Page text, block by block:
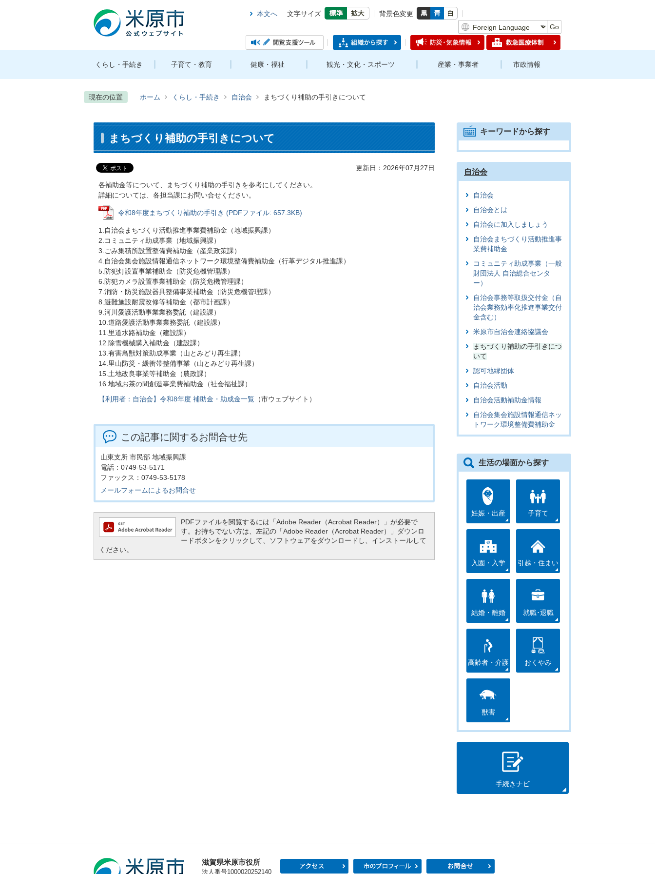
本文へ 文字サイズ
背景色変更
Go
くらし・手続き 子育て・教育 健康・福祉 観光・文化・スポーツ 産業・事業者 市政情報
現在の位置 ホーム くらし・手続き 自治会 まちづくり補助の手引きについて
まちづくり補助の手引きについて
更新日：2026年07月27日
各補助金等について、まちづくり補助の手引きを参考にしてください。
詳細については、各担当課にお問い合せください。
令和8年度まちづくり補助の手引き (PDFファイル: 657.3KB)
1.自治会まちづくり活動推進事業費補助金（地域振興課）
2.コミュニティ助成事業（地域振興課）
3.ごみ集積所設置整備費補助金（産業政策課）
4.自治会集会施設情報通信ネットワーク環境整備費補助金（行革デジタル推進課）
5.防犯灯設置事業補助金（防災危機管理課）
6.防犯カメラ設置事業補助金（防災危機管理課）
7.消防・防災施設器具整備事業補助金（防災危機管理課）
8.避難施設耐震改修等補助金（都市計画課）
9.河川愛護活動事業業務委託（建設課）
10.道路愛護活動事業業務委託（建設課）
11.里道水路補助金（建設課）
12.除雪機械購入補助金（建設課）
13.有害鳥獣対策助成事業（山とみどり再生課）
14.里山防災・緩衝帯整備事業（山とみどり再生課）
15.土地改良事業等補助金（農政課）
16.地域お茶の間創造事業費補助金（社会福祉課）
【利用者：自治会】令和8年度 補助金・助成金一覧 （市ウェブサイト）
この記事に関するお問合せ先
山東支所 市民部 地域振興課
電話：0749-53-5171
ファックス：0749-53-5178
メールフォームによるお問合せ
PDFファイルを閲覧するには「Adobe Reader（Acrobat Reader）」が必要で
す。お持ちでない方は、左記の「Adobe Reader（Acrobat Reader）」ダウンロ
ードボタンをクリックして、ソフトウェアをダウンロードし、インストールして
ください。
キーワードから探す
自治会
自治会
自治会とは
自治会に加入しましょう
自治会まちづくり活動推進事
業費補助金
コミュニティ助成事業（一般
財団法人 自治総合センタ
ー）
自治会事務等取扱交付金（自
治会業務効率化推進事業交付
金含む）
米原市自治会連絡協議会
まちづくり補助の手引きにつ
いて
認可地縁団体
自治会活動
自治会活動補助金情報
自治会集会施設情報通信ネッ
トワーク環境整備費補助金
生活の場面から探す
妊娠・出産 子育て
入園・入学 引越・住まい
結婚・離婚 就職･退職
高齢者・介護 おくやみ
獣害
手続きナビ
滋賀県米原市役所
法人番号1000020252140
アクセス 市のプロフィール